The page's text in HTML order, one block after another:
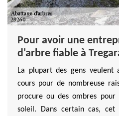
Pour avoir une
d'arbre fiable à
La plupart des gens veulent
cours pour de nombreuse
procure ou des ombres
soleil. Dans certain cas, cet